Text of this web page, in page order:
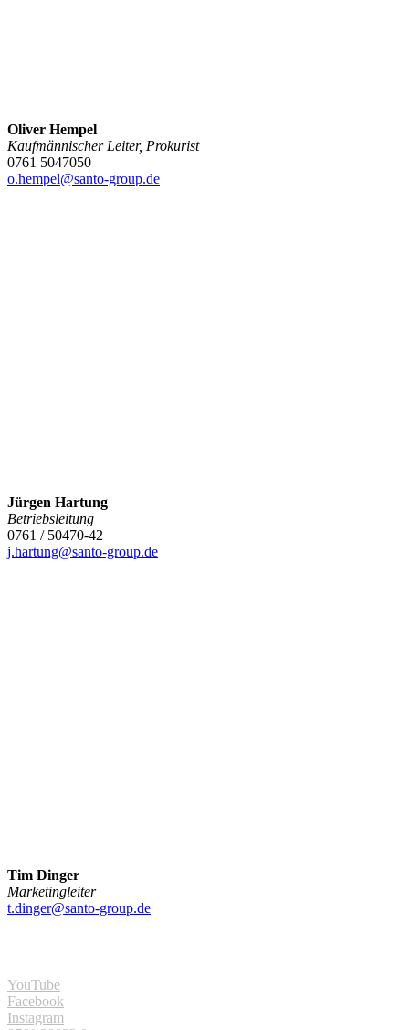
Oliver Hempel
Kaufmännischer Leiter, Prokurist
0761 5047050
o.hempel@santo-group.de
Jürgen Hartung
Betriebsleitung
0761 / 50470-42
j.hartung@santo-group.de
Tim Dinger
Marketingleiter
t.dinger@santo-group.de
YouTube
Facebook
Instagram